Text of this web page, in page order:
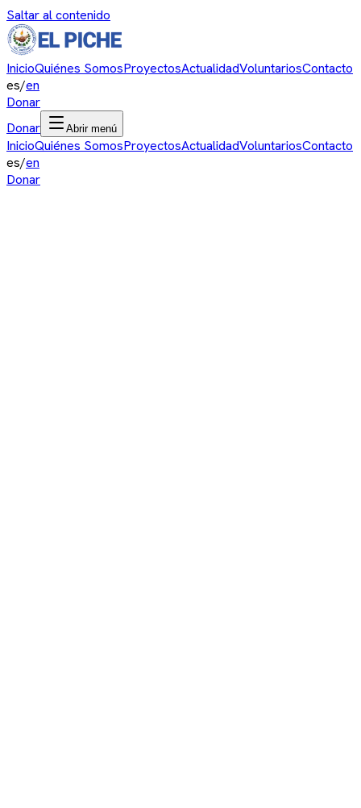
Saltar al contenido
InicioQuiénes SomosProyectosActualidadVoluntariosContacto
es/en
Donar
Donar
Abrir menú
InicioQuiénes SomosProyectosActualidadVoluntariosContacto
es/en
Donar